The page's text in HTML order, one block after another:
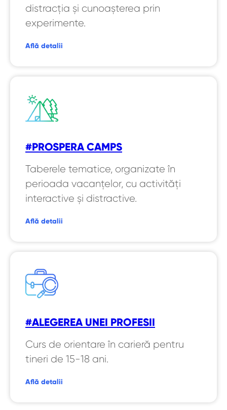
distracția și cunoașterea prin
experimente.
Află detalii
#PROSPERA CAMPS
Taberele tematice, organizate în
perioada vacanțelor, cu activități
interactive și distractive.
Află detalii
#ALEGEREA UNEI PROFESII
Curs de orientare în carieră pentru
tineri de 15-18 ani.
Află detalii